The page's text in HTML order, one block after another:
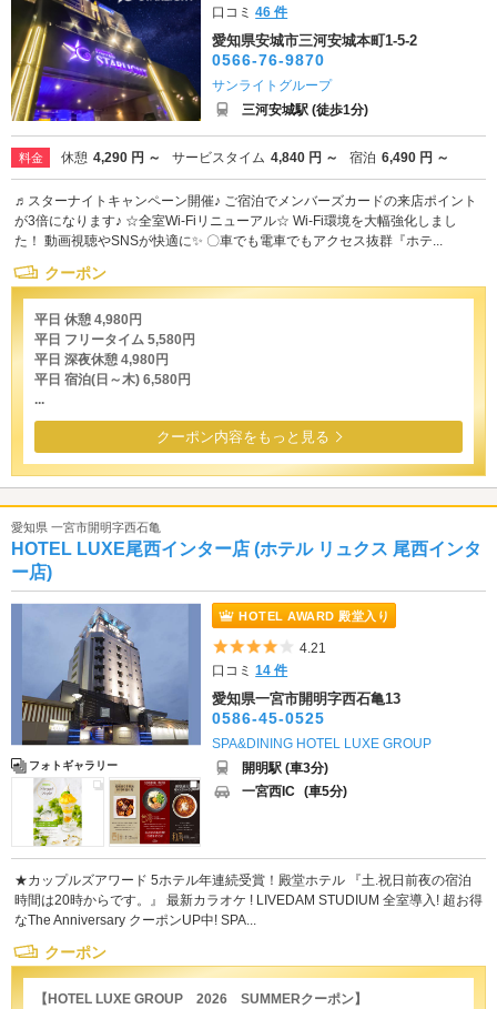
口コミ46 件
愛知県安城市三河安城本町1-5-2
0566-76-9870
サンライトグループ
三河安城駅 (徒歩1分)
料金 休憩 4,290 円 ～ サービスタイム 4,840 円 ～ 宿泊 6,490 円 ～
♬スターナイトキャンペーン開催♪ ご宿泊でメンバーズカードの来店ポイント
が3倍になります♪ ☆全室Wi-Fiリニューアル☆ Wi-Fi環境を大幅強化しまし
た！ 動画視聴やSNSが快適に✨ 〇車でも電車でもアクセス抜群『ホテ...
クーポン
平日 休憩 4,980円
平日 フリータイム 5,580円
平日 深夜休憩 4,980円
平日 宿泊(日～木) 6,580円
...
クーポン内容をもっと見る
愛知県 一宮市開明字西石亀
HOTEL LUXE尾西インター店 (ホテル リュクス 尾西インタ
ー店)
フォトギャラリー
HOTEL AWARD 殿堂入り
5つ星のうち4
4.21
口コミ14 件
愛知県一宮市開明字西石亀13
0586-45-0525
SPA&DINING HOTEL LUXE GROUP
開明駅 (車3分)
一宮西IC (車5分)
★カップルズアワード 5ホテル年連続受賞！殿堂ホテル 『土.祝日前夜の宿泊
時間は20時からです。』 最新カラオケ ! LIVEDAM STUDIUM 全室導入! 超お得
なThe Anniversary クーポンUP中! SPA...
クーポン
【HOTEL LUXE GROUP 2026 SUMMERクーポン】